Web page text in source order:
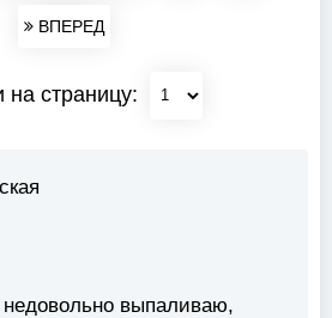
ВПЕРЕД
на страницу:
выпаливаю,